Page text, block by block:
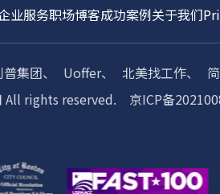
业服务职场博客成功案例关于我们
集团、 Uoffer、 北美找工作、
All rights reserved.
京ICP备